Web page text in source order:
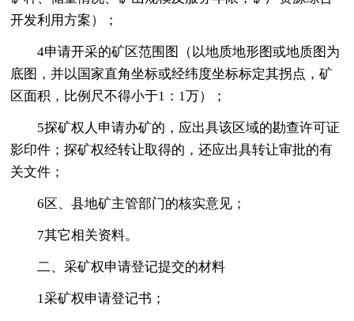
开发利用方案）；
4申请开采的矿区范围图（以地质地形图或地质图为
底图，并以国家直角坐标或经纬度坐标标定其拐点，矿
区面积，比例尺不得小于1：1万）；
5探矿权人申请办矿的，应出具该区域的勘查许可证
影印件；探矿权经转让取得的，还应出具转让审批的有
关文件；
6区、县地矿主管部门的核实意见；
7其它相关资料。
二、采矿权申请登记提交的材料
1采矿权申请登记书；